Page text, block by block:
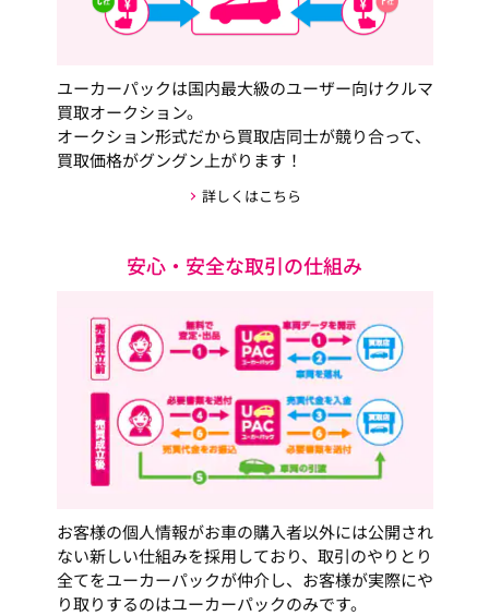
ユーカーパックは国内最大級のユーザー向けクルマ
買取オークション。
オークション形式だから買取店同士が競り合って、
買取価格がグングン上がります！
詳しくはこちら
安心・安全な取引の仕組み
お客様の個人情報がお車の購入者以外には公開され
ない新しい仕組みを採用しており、取引のやりとり
全てをユーカーパックが仲介し、お客様が実際にや
り取りするのはユーカーパックのみです。